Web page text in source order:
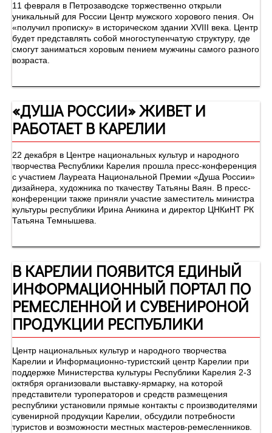
11 февраля в Петрозаводске торжественно открыли
уникальный для России Центр мужского хорового пения. Он
«получил прописку» в историческом здании XVIII века. Центр
будет представлять собой многоступенчатую структуру, где
смогут заниматься хоровым пением мужчины самого разного
возраста.
«ДУША РОССИИ» ЖИВЕТ И
РАБОТАЕТ В КАРЕЛИИ
22 декабря в Центре национальных культур и народного
творчества Республики Карелия прошла пресс-конференция
с участием Лауреата Национальной Премии «Душа России»
дизайнера, художника по ткачеству Татьяны Ваян. В пресс-
конференции также приняли участие заместитель министра
культуры республики Ирина Аникина и директор ЦНКиНТ РК
Татьяна Темнышева.
В КАРЕЛИИ ПОЯВИТСЯ ЕДИНЫЙ
ИНФОРМАЦИОННЫЙ ПОРТАЛ ПО
РЕМЕСЛЕННОЙ И СУВЕНИРОНОЙ
ПРОДУКЦИИ РЕСПУБЛИКИ
Центр национальных культур и народного творчества
Карелии и Информационно-туристский центр Карелии при
поддержке Министерства культуры Республики Карелия 2-3
октября организовали выставку-ярмарку, на которой
представители туроператоров и средств размещения
республики установили прямые контакты с производителями
сувенирной продукции Карелии, обсудили потребности
туристов и возможности местных мастеров-ремесленников.